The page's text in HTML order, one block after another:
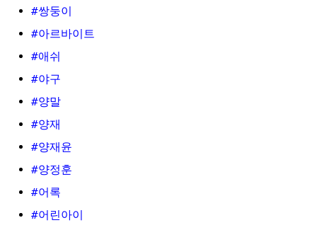
#쌍둥이
#아르바이트
#애쉬
#야구
#양말
#양재
#양재윤
#양정훈
#어록
#어린아이